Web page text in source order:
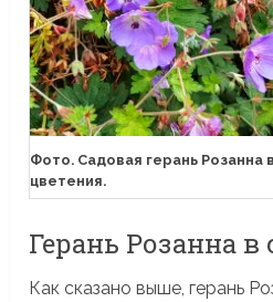
Фото. Садовая герань Розанна
цветения.
Герань Розанна в
Как сказано выше, герань